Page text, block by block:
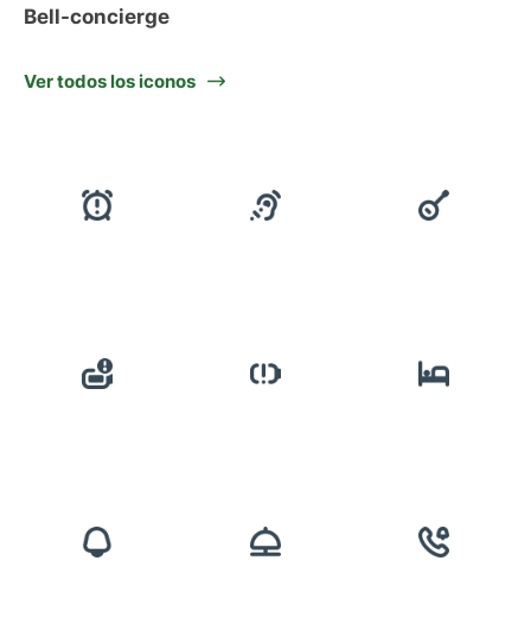
Bell-concierge
Ver todos los iconos